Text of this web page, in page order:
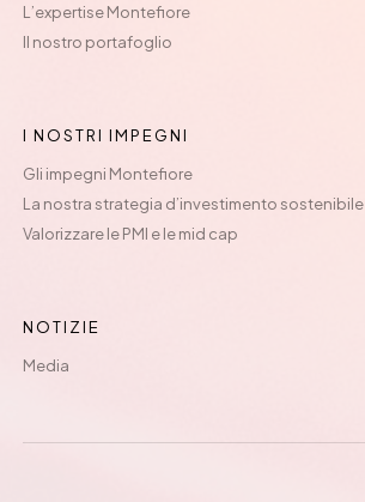
L’expertise Montefiore
Il nostro portafoglio
I NOSTRI IMPEGNI
Gli impegni Montefiore
La nostra strategia d’investimento sostenibile
Valorizzare le PMI e le mid cap
NOTIZIE
Media